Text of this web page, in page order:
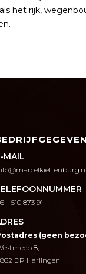
het rijk,
MAIL
– 510 873 91
(geen
8,
DP Harlingen